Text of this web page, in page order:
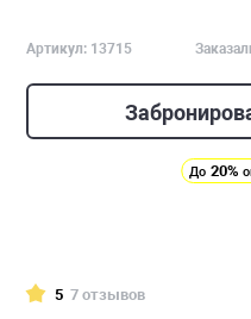
Артикул: 13715
До 20%
5 7 отзывов